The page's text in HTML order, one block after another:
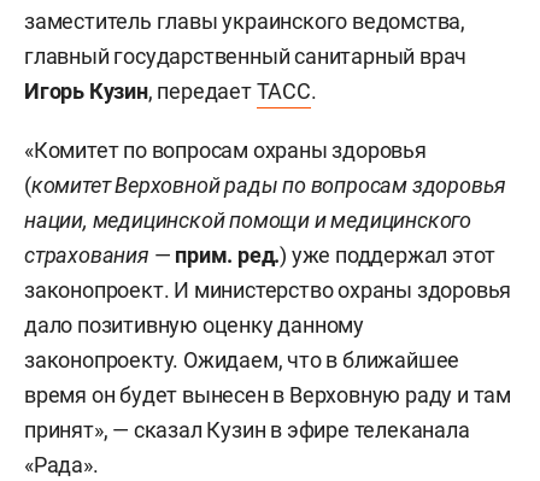
заместитель главы украинского ведомства,
главный государственный санитарный врач
Игорь Кузин, передаетТАСС.
«Комитет по вопросам охраны здоровья
(комитет Верховной рады по вопросам здоровья
нации, медицинской помощи и медицинского
страхования — прим. ред.) уже поддержал этот
законопроект. И министерство охраны здоровья
дало позитивную оценку данному
законопроекту. Ожидаем, что в ближайшее
время он будет вынесен в Верховную раду и там
принят», — сказал Кузин в эфире телеканала
«Рада».